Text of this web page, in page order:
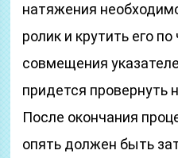
натяжения
ролик и крутить его
совмещения
придется провернуть
После окончания
опять должен быть